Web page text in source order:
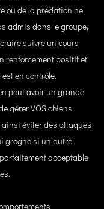
ou de la prédation ne
admis dans le groupe,
suivre un cours
renforcement positif et
en contrôle.
peut avoir un grande
gérer VOS chiens
éviter des attaques
grogne si un autre
acceptable